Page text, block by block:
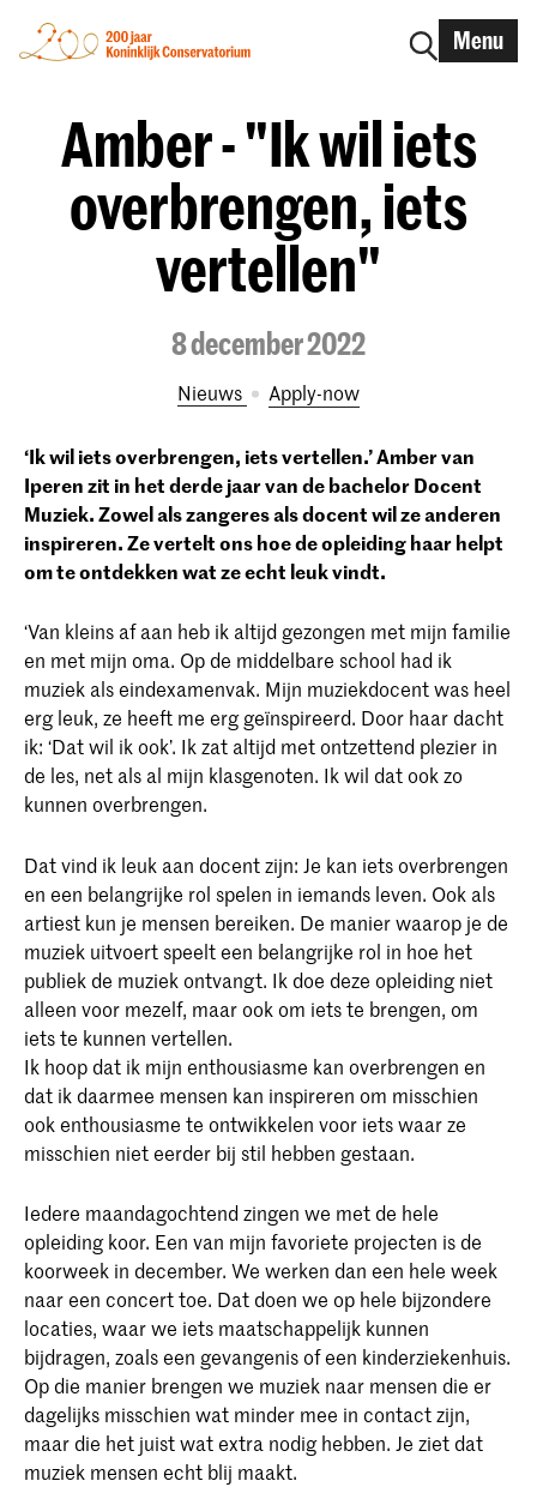
Menu
Amber - "Ik wil iets
overbrengen, iets
vertellen"
8 december 2022
Nieuws Apply-now
‘Ik wil iets overbrengen, iets vertellen.’ Amber van
Iperen zit in het derde jaar van de bachelor Docent
Muziek. Zowel als zangeres als docent wil ze anderen
inspireren. Ze vertelt ons hoe de opleiding haar helpt
om te ontdekken wat ze echt leuk vindt.
‘Van kleins af aan heb ik altijd gezongen met mijn familie
en met mijn oma. Op de middelbare school had ik
muziek als eindexamenvak. Mijn muziekdocent was heel
erg leuk, ze heeft me erg geïnspireerd. Door haar dacht
ik: ‘Dat wil ik ook’. Ik zat altijd met ontzettend plezier in
de les, net als al mijn klasgenoten. Ik wil dat ook zo
kunnen overbrengen.
Dat vind ik leuk aan docent zijn: Je kan iets overbrengen
en een belangrijke rol spelen in iemands leven. Ook als
artiest kun je mensen bereiken. De manier waarop je de
muziek uitvoert speelt een belangrijke rol in hoe het
publiek de muziek ontvangt. Ik doe deze opleiding niet
alleen voor mezelf, maar ook om iets te brengen, om
iets te kunnen vertellen.
Ik hoop dat ik mijn enthousiasme kan overbrengen en
dat ik daarmee mensen kan inspireren om misschien
ook enthousiasme te ontwikkelen voor iets waar ze
misschien niet eerder bij stil hebben gestaan.
Iedere maandagochtend zingen we met de hele
opleiding koor. Een van mijn favoriete projecten is de
koorweek in december. We werken dan een hele week
naar een concert toe. Dat doen we op hele bijzondere
locaties, waar we iets maatschappelijk kunnen
bijdragen, zoals een gevangenis of een kinderziekenhuis.
Op die manier brengen we muziek naar mensen die er
dagelijks misschien wat minder mee in contact zijn,
maar die het juist wat extra nodig hebben. Je ziet dat
muziek mensen echt blij maakt.